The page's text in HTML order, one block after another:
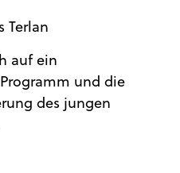
Terlan
auf ein
und die
des jungen